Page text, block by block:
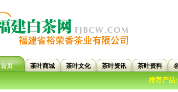
首页 茶叶商城 茶叶文化 茶叶资讯 茶叶资料
推荐产品:»